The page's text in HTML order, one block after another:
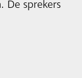
De sprekers